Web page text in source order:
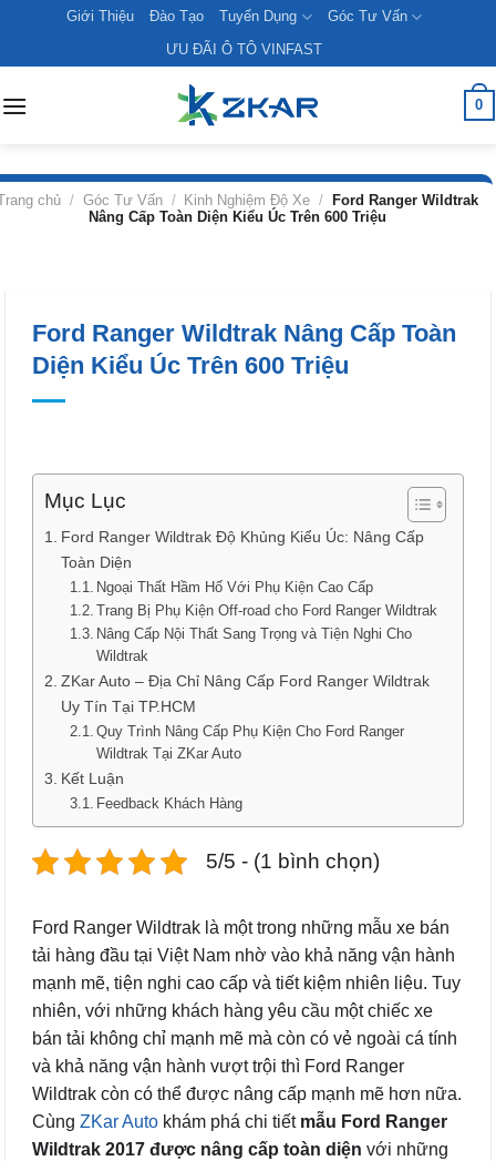
content
Giới Thiệu Đào Tạo Tuyển Dụng
Góc Tư Vấn
ƯU ĐÃI Ô TÔ VINFAST
0
chủ / Góc Tư Vấn / Kinh Nghiệm Độ Xe /
Ford Ranger Wildtrak
Nâng Cấp Toàn Diện Kiểu Úc Trên 600 Triệu
Ford Ranger Wildtrak Nâng Cấp Toàn
Diện Kiểu Úc Trên 600 Triệu
Mục Lục
Ford Ranger Wildtrak Độ Khủng Kiểu Úc: Nâng Cấp
Toàn Diện
Ngoại Thất Hầm Hố Với Phụ Kiện Cao Cấp
Trang Bị Phụ Kiện Off-road cho Ford Ranger Wildtrak
Nâng Cấp Nội Thất Sang Trọng và Tiện Nghi Cho
Wildtrak
ZKar Auto – Địa Chỉ Nâng Cấp Ford Ranger Wildtrak
Uy Tín Tại TP.HCM
Quy Trình Nâng Cấp Phụ Kiện Cho Ford Ranger
Wildtrak Tại ZKar Auto
Kết Luận
Feedback Khách Hàng
5/5 - (1 bình chọn)
Ford Ranger Wildtrak là một trong những mẫu xe bán
tải hàng đầu tại Việt Nam nhờ vào khả năng vận hành
mạnh mẽ, tiện nghi cao cấp và tiết kiệm nhiên liệu. Tuy
nhiên, với những khách hàng yêu cầu một chiếc xe
bán tải không chỉ mạnh mẽ mà còn có vẻ ngoài cá tính
và khả năng vận hành vượt trội thì Ford Ranger
Wildtrak còn có thể được nâng cấp mạnh mẽ hơn nữa.
Cùng ZKar Auto khám phá chi tiết mẫu Ford Ranger
Wildtrak 2017 được nâng cấp toàn diện với những